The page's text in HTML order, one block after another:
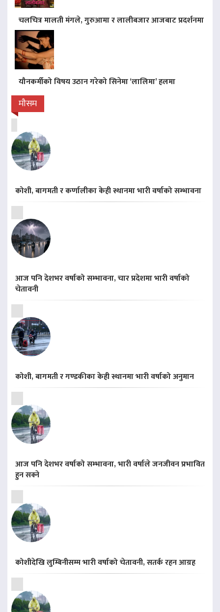
चलचित्र मालती मंगले, गुरुआमा र लालीबजार आजबाट प्रदर्शनमा
यौनकर्मीको विषय उठान गरेको सिनेमा ‘लालिमा’ हलमा
मौसम
कोशी, बागमती र कर्णालीका केही स्थानमा भारी वर्षाको सम्भावना
आज पनि देशभर वर्षाको सम्भावना, चार प्रदेशमा भारी वर्षाको
चेतावनी
कोशी, बागमती र गण्डकीका केही स्थानमा भारी वर्षाको अनुमान
आज पनि देशभर वर्षाको सम्भावना, भारी वर्षाले जनजीवन प्रभावित
हुन सक्ने
कोशीदेखि लुम्बिनीसम्म भारी वर्षाको चेतावनी, सतर्क रहन आग्रह